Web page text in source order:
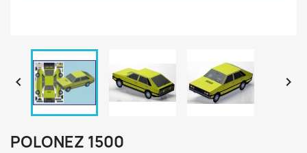
 
POLONEZ 1500